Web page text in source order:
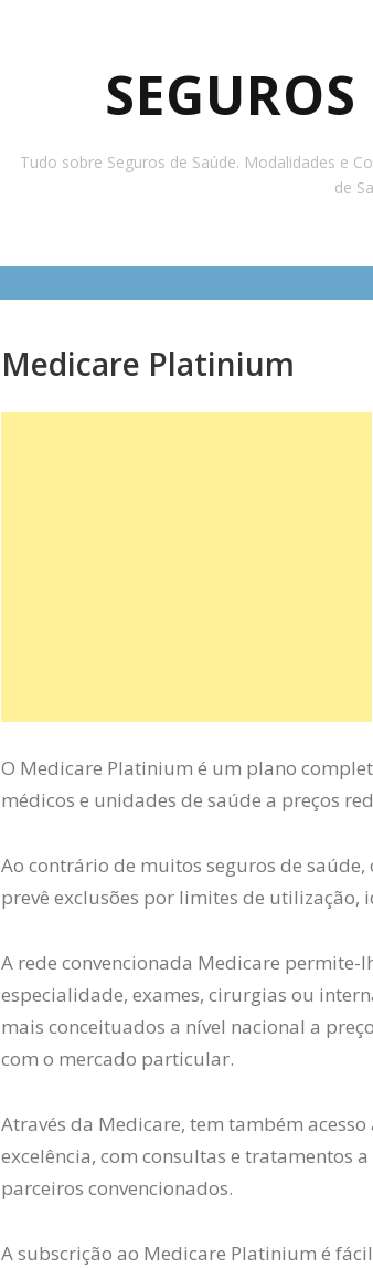
Tudo sobre Seguros de Saúde. Modalidades e
de
Medicare Platinium
O Medicare Platinium é um plano
médicos e unidades de saúde a preços
Ao contrário de muitos seguros de
prevê exclusões por limites de utilização,
A rede convencionada Medicare permite-
especialidade, exames, cirurgias ou
mais conceituados a nível nacional a
com o mercado particular.
Através da Medicare, tem também
excelência, com consultas e tratamentos
parceiros convencionados.
A subscrição ao Medicare Platinium é